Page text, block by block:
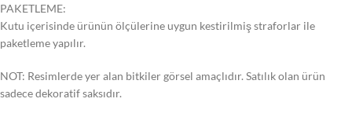
PAKETLEME:
Kutu içerisinde ürünün ölçülerine uygun kestirilmiş straforlar ile
paketleme yapılır.
NOT: Resimlerde yer alan bitkiler görsel amaçlıdır. Satılık olan ürün
sadece dekoratif saksıdır.